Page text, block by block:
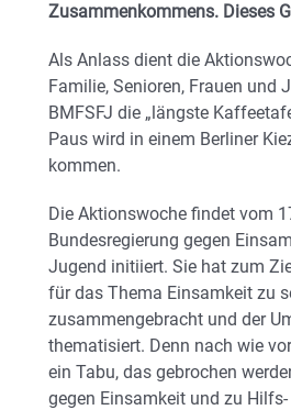
Zusammenkommens. Dieses
Als Anlass dient die
Familie, Senioren, Frauen und
BMFSFJ die „längste
Paus wird in einem Berliner
kommen.
Die Aktionswoche findet vom
Bundesregierung gegen
Jugend initiiert. Sie hat zum
für das Thema Einsamkeit zu
zusammengebracht und der
thematisiert. Denn nach wie
ein Tabu, das gebrochen
gegen Einsamkeit und zu